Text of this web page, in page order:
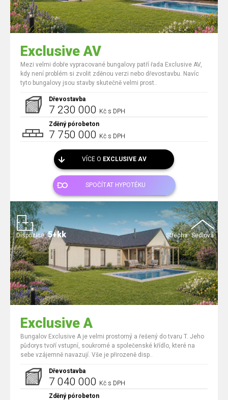
Exclusive AV
Mezi velmi dobře vypracované bungalovy patří řada Exclusive AV,
kdy není problém si zvolit zděnou verzi nebo dřevostavbu. Navíc
tyto bungalovy jsou stavby skutečně velmi prost..
Dřevostavba
7 230 000 Kč s DPH
Zděný pórobeton
7 750 000 Kč s DPH
VÍCE O EXCLUSIVE AV
SPOČÍTAT HYPOTÉKU
Střecha: Sedlová
Dispozice: 5+kk
Exclusive A
Bungalov Exclusive A je velmi prostorný a řešený do tvaru T. Jeho
půdorys tvoří vstupní, soukromé a společenské křídlo, které na
sebe vzájemně navazují. Vše je přirozeně disp..
Dřevostavba
7 040 000 Kč s DPH
Zděný pórobeton